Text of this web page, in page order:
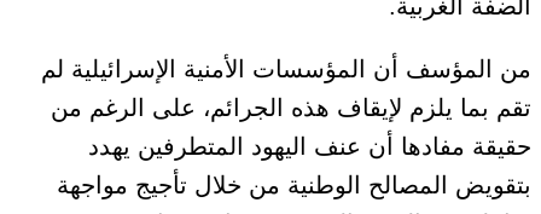
الضفة الغربية.
من المؤسف أن المؤسسات الأمنية الإسرائيلية لم
تقم بما يلزم لإيقاف هذه الجرائم، على الرغم من
حقيقة مفادها أن عنف اليهود المتطرفين يهدد
بتقويض المصالح الوطنية من خلال تأجيج مواجهة